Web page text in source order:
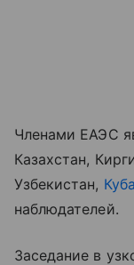
Членами ЕАЭС
Казахстан,
Узбекистан, Куба
наблюдателей.
Заседание в